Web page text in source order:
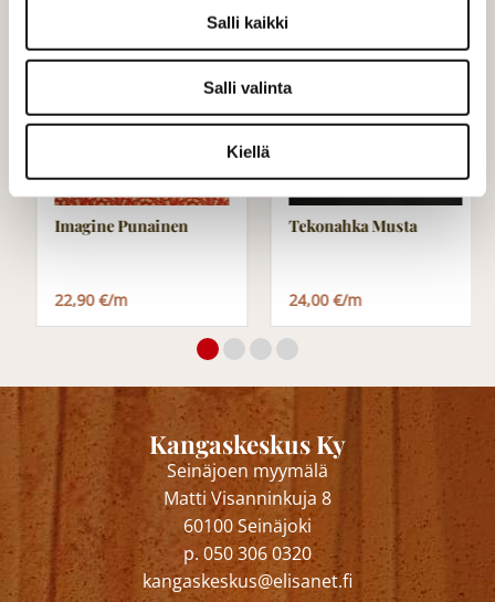
Salli kaikki
Salli valinta
Kiellä
Imagine Punainen
22,90 €/m
Tekonahka Musta
24,00 €/m
Kangaskeskus Ky
Seinäjoen myymälä
Matti Visanninkuja 8
60100 Seinäjoki
p. 050 306 0320
kangaskeskus@elisanet.fi